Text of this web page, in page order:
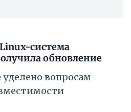
система
обновление
вопросам